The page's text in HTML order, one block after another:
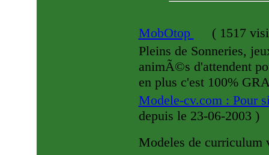
MobOtop (1517
Pleins de Sonneries,
animÃ©s d'attendent
en plus c'est 100%
Modele-cv.com : Pour
depuis le 23-06-2003 )
Modeles de